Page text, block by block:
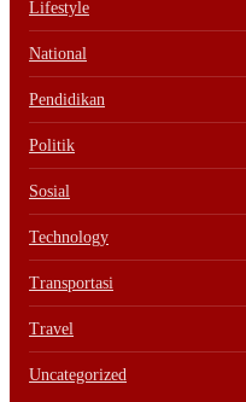
Lifestyle
National
Pendidikan
Politik
Sosial
Technology
Transportasi
Travel
Uncategorized